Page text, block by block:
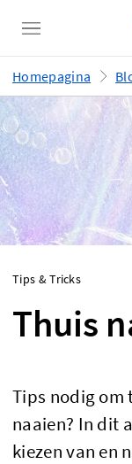
Homepagina
Tips & Tricks
Thuis
Tips nodig om
naaien? In dit
kiezen van en